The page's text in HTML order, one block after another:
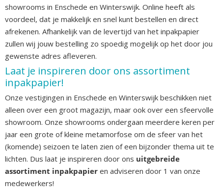
showrooms in Enschede en Winterswijk. Online heeft als
voordeel, dat je makkelijk en snel kunt bestellen en direct
afrekenen. Afhankelijk van de levertijd van het inpakpapier
zullen wij jouw bestelling zo spoedig mogelijk op het door jou
gewenste adres afleveren.
Laat je inspireren door ons assortiment
inpakpapier!
Onze vestigingen in Enschede en Winterswijk beschikken niet
alleen over een groot magazijn, maar ook over een sfeervolle
showroom. Onze showrooms ondergaan meerdere keren per
jaar een grote of kleine metamorfose om de sfeer van het
(komende) seizoen te laten zien of een bijzonder thema uit te
lichten. Dus laat je inspireren door ons uitgebreide
assortiment inpakpapier en adviseren door 1 van onze
medewerkers!